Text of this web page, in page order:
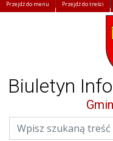
Przejdź do menu Przejdź do treści
Biuletyn